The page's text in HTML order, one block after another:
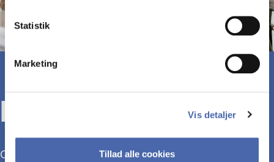
Statistik
Marketing
Vis detaljer
Tillad alle cookies
KOM TIL ÅBENT HUS
Overvejer du at søge ind på en bacheloruddannelse